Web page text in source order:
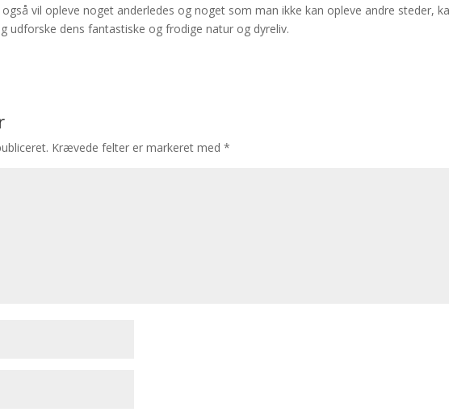
vil opleve noget anderledes og noget som man ikke kan opleve andre steder,
udforske dens fantastiske og frodige natur og dyreliv.
Krævede felter er markeret med*